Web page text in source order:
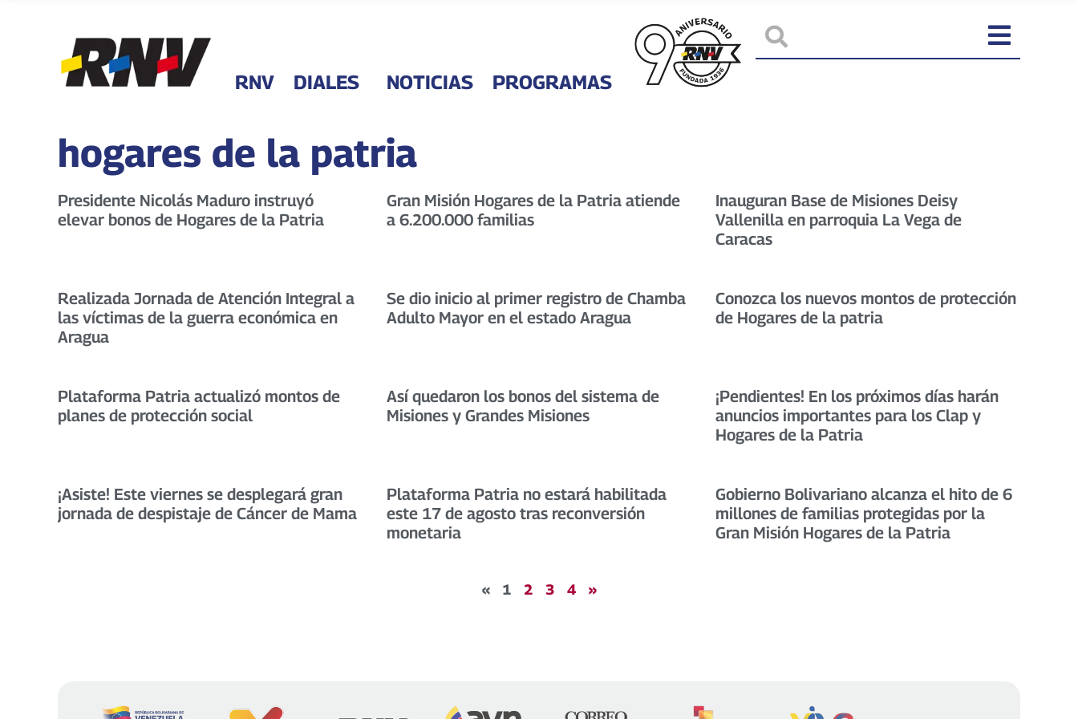
RNV DIALES NOTICIAS PROGRAMAS
hogares de la patria
Presidente Nicolás Maduro instruyó
elevar bonos de Hogares de la Patria
Gran Misión Hogares de la Patria atiende
a 6.200.000 familias
Inauguran Base de Misiones Deisy
Vallenilla en parroquia La Vega de
Caracas
Realizada Jornada de Atención Integral a
las víctimas de la guerra económica en
Aragua
Se dio inicio al primer registro de Chamba
Adulto Mayor en el estado Aragua
Conozca los nuevos montos de protección
de Hogares de la patria
Plataforma Patria actualizó montos de
planes de protección social
Así quedaron los bonos del sistema de
Misiones y Grandes Misiones
¡Pendientes! En los próximos días harán
anuncios importantes para los Clap y
Hogares de la Patria
¡Asiste! Este viernes se desplegará gran
jornada de despistaje de Cáncer de Mama
Plataforma Patria no estará habilitada
este 17 de agosto tras reconversión
monetaria
Gobierno Bolivariano alcanza el hito de 6
millones de familias protegidas por la
Gran Misión Hogares de la Patria
« 1 2 3 4 »